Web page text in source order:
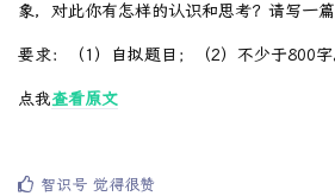
象，对此你有怎样的认识和思考？请写一篇
要求：（1）自拟题目；（2）不少于800字
点我查看原文
智识号 觉得很赞